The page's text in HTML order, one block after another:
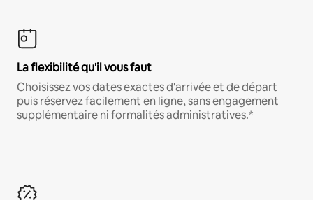
La flexibilité qu'il vous faut
Choisissez vos dates exactes d'arrivée et de départ
puis réservez facilement en ligne, sans engagement
supplémentaire ni formalités administratives.*